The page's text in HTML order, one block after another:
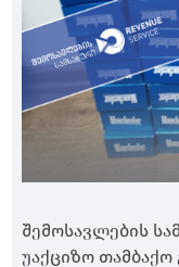
შემოსავლების
უაქციზო